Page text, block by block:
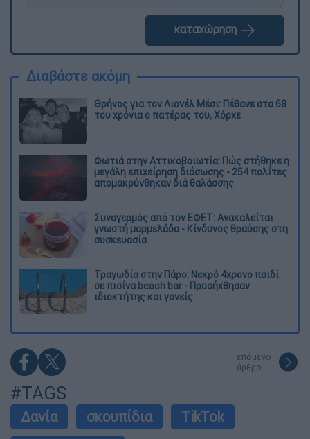
καταχώρηση
Διαβάστε ακόμη
Θρήνος για τον Λιονέλ Μέσι: Πέθανε στα 68
του χρόνια ο πατέρας του, Χόρχε
Φωτιά στην Αττικοβοιωτία: Πώς στήθηκε η
μεγάλη επιχείρηση διάσωσης - 254 πολίτες
απομακρύνθηκαν διά θαλάσσης
Συναγερμός από τον ΕΦΕΤ: Ανακαλείται
γνωστή μαρμελάδα - Κίνδυνος θραύσης στη
συσκευασία
Τραγωδία στην Πάρο: Νεκρό 4χρονο παιδί
σε πισίνα beach bar - Προσήχθησαν
ιδιοκτήτης και γονείς
επόμενο
άρθρο
#TAGS
Δανία σκουπίδια
TikTok